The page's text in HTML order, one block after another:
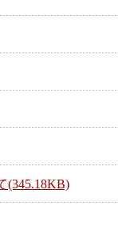
(345.18KB)